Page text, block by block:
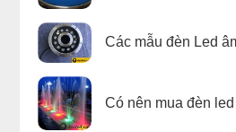
Các mẫu đèn Led
Có nên mua đèn